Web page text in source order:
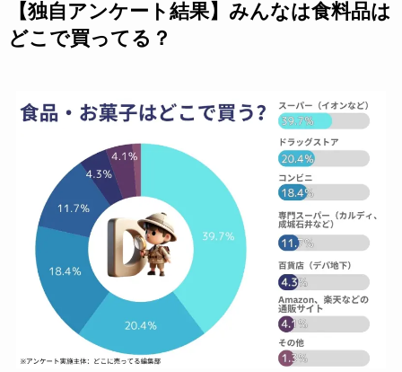
【独自アンケート結果】みんなは食料品は
どこで買ってる？